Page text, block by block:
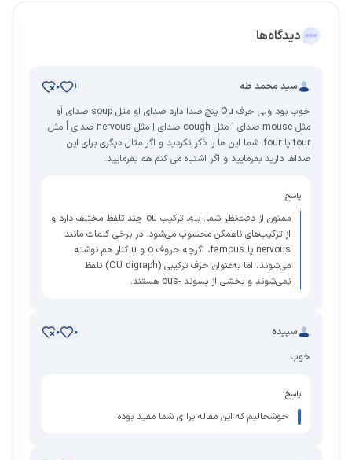
دیدگاه‌ها
سید محمد طه 1
0
خوب بود ولی حرف Ou پنج صدا دارد صدای او مثل soup صدای اَو
مثل mouse صدای آ مثل cough صدای اِ مثل nervous صدای اُ مثل
tour یا four. شما این ها را ذکر نکردید و اگر مثال دیگری برای این
صداها دارید بفرمایید و اگر اشتباه می کنم هم بفرمایید.
پاسخ:
ممنون از دقت‌نظر شما. بله، ترکیب ou چند تلفظ مختلف دارد و
از ترکیب‌های ناهمگن محسوب می‌شود. در برخی کلمات مانند
nervous یا famous، اگرچه حروف o و u کنار هم نوشته
می‌شوند، اما به‌عنوان حرف ترکیبی (OU digraph) تلفظ
نمی‌شوند و بخشی از پسوند -ous هستند.
سپیده 0
0
خوب
پاسخ:
خوشحالیم که این مقاله برا ی شما مفید بوده